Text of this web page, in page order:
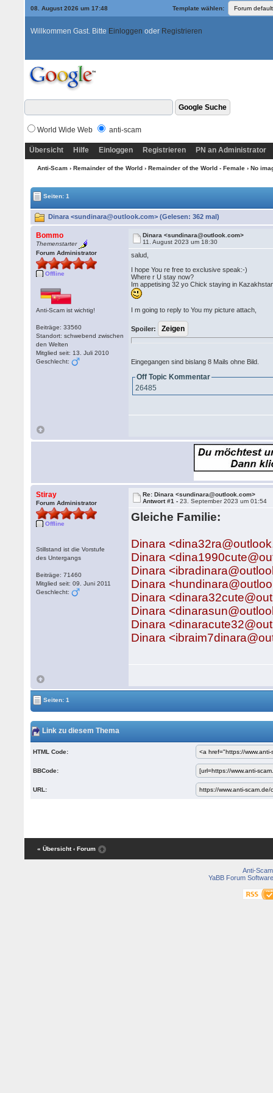
08. August 2026 um 17:48 Template wählen:
Willkommen Gast. Bitte Einloggen oder Registrieren
World Wide Web anti-scam
Übersicht Hilfe Einloggen Registrieren PN an Administrator
Anti-Scam› Remainder of the World› Remainder of the World - Female› No
Seiten: 1
Dinara <sundinara@outlook.com> (Gelesen: 362 mal)
Bommo
Themenstarter
Forum Administrator
Offline
Anti-Scam ist wichtig!
Beiträge: 33560
Standort: schwebend zwischen
den Welten
Mitglied seit: 13. Juli 2010
Geschlecht:
Dinara <sundinara@outlook.com>
11. August 2023 um 18:30
salud,
I hope You re free to exclusive speak:-)
Where r U stay now?
Im appetising 32 yo Chick staying in
I m going to reply to You my picture attach,
Spoiler:
Eingegangen sind bislang 8 Mails ohne Bild.
Off Topic Kommentar
26485
Stiray
Forum Administrator
Offline
Stillstand ist die Vorstufe
des Untergangs
Beiträge: 71460
Mitglied seit: 09. Juni 2011
Geschlecht:
Re: Dinara <sundinara@outlook.com>
Antwort #1 -23. September 2023 um 01:54
Gleiche Familie:
Dinara
Dinara
Dinara
Dinara
Dinara
Dinara
Dinara
Dinara
Seiten: 1
Link zu diesem Thema
HTML Code:
BBCode:
URL:
« Übersicht ‹ Forum
Anti-Scam
YaBB Forum Software